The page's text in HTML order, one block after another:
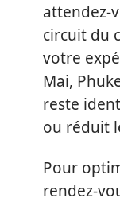
attendez-
circuit du
votre
Mai,
reste
ou réduit
Pour
rendez-